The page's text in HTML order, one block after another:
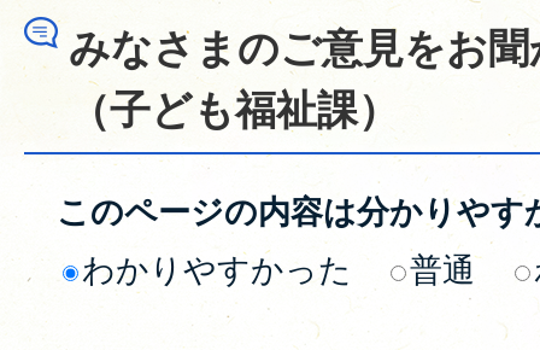
みなさまのご意見をお
（子ども福祉課）
このページの内容は分かりやす
わかりやすかった
普通